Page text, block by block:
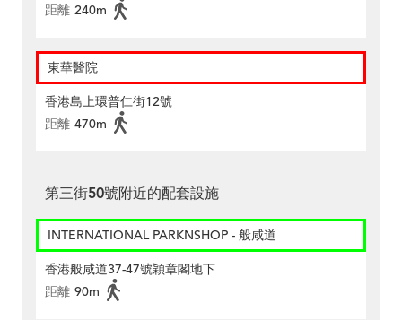
距離 240m
東華醫院
香港島上環普仁街12號
距離 470m
第三街50號附近的配套設施
INTERNATIONAL PARKNSHOP - 般咸道
香港般咸道37-47號穎章閣地下
距離 90m